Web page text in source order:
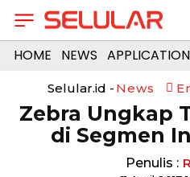
HOME NEWS
Selular.id - News
Zebra Ungkap
di Segmen
Penulis :